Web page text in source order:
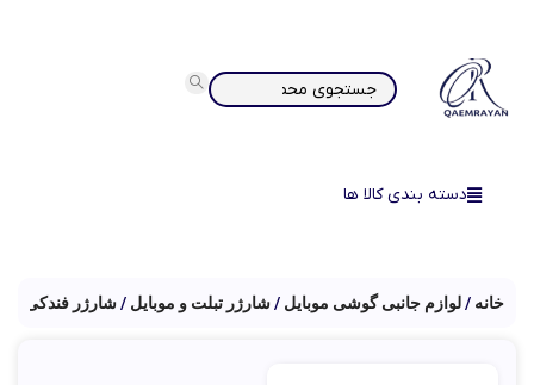
دسته بندی کالا ها
خانه لوازم جانبی گوشی موبایل شارژر تبلت و موبایل شارژر فندکی